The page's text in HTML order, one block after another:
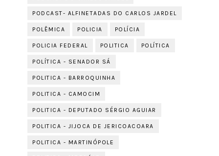
PODCAST- ALFINETADAS DO CARLOS JARDEL
POLÊMICA POLICIA POLÍCIA
POLICIA FEDERAL POLITICA POLÍTICA
POLÍTICA - SENADOR SÁ
POLITICA - BARROQUINHA
POLITICA - CAMOCIM
POLITICA - DEPUTADO SÉRGIO AGUIAR
POLITICA - JIJOCA DE JERICOACOARA
POLITICA - MARTINÓPOLE